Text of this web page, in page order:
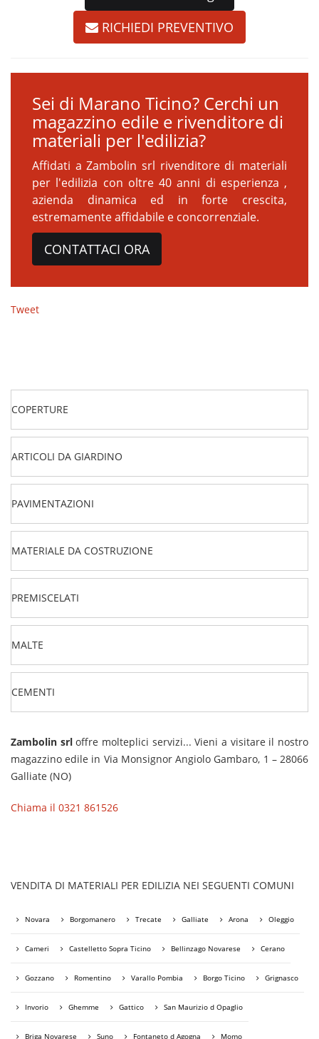
RICHIEDI PREVENTIVO
Sei di Marano Ticino? Cerchi un
magazzino edile e rivenditore di
materiali per l'edilizia?
Affidati a Zambolin srl rivenditore di materiali
per l'edilizia con oltre 40 anni di esperienza ,
azienda dinamica ed in forte crescita,
estremamente affidabile e concorrenziale.
CONTATTACI ORA
Tweet
COPERTURE
ARTICOLI DA GIARDINO
PAVIMENTAZIONI
MATERIALE DA COSTRUZIONE
PREMISCELATI
MALTE
CEMENTI
Zambolin srloffre molteplici servizi... Vieni a visitare il nostro
magazzino edile in Via Monsignor Angiolo Gambaro, 1 – 28066
Galliate (NO)
Chiama il 0321 861526
VENDITA DI MATERIALI PER EDILIZIA NEI SEGUENTI COMUNI
Novara Borgomanero Trecate Galliate Arona Oleggio
Cameri Castelletto Sopra Ticino Bellinzago Novarese Cerano
Gozzano Romentino Varallo Pombia Borgo Ticino Grignasco
Invorio Ghemme Gattico San Maurizio d Opaglio
Briga Novarese Suno Fontaneto d Agogna Momo